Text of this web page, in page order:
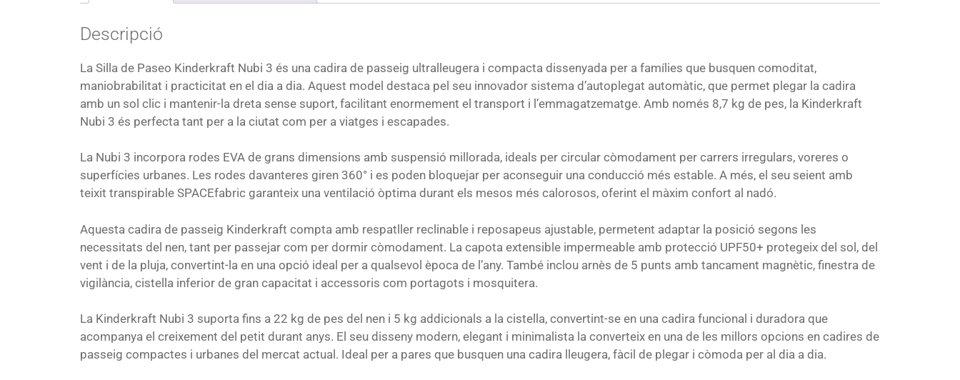
Descripció
La Silla de Paseo Kinderkraft Nubi 3 és una cadira de passeig ultralleugera i compacta dissenyada per a famílies que busquen comoditat,
maniobrabilitat i practicitat en el dia a dia. Aquest model destaca pel seu innovador sistema d’autoplegat automàtic, que permet plegar la cadira
amb un sol clic i mantenir-la dreta sense suport, facilitant enormement el transport i l’emmagatzematge. Amb només 8,7 kg de pes, la Kinderkraft
Nubi 3 és perfecta tant per a la ciutat com per a viatges i escapades.
La Nubi 3 incorpora rodes EVA de grans dimensions amb suspensió millorada, ideals per circular còmodament per carrers irregulars, voreres o
superfícies urbanes. Les rodes davanteres giren 360° i es poden bloquejar per aconseguir una conducció més estable. A més, el seu seient amb
teixit transpirable SPACEfabric garanteix una ventilació òptima durant els mesos més calorosos, oferint el màxim confort al nadó.
Aquesta cadira de passeig Kinderkraft compta amb respatller reclinable i reposapeus ajustable, permetent adaptar la posició segons les
necessitats del nen, tant per passejar com per dormir còmodament. La capota extensible impermeable amb protecció UPF50+ protegeix del sol, del
vent i de la pluja, convertint-la en una opció ideal per a qualsevol època de l’any. També inclou arnès de 5 punts amb tancament magnètic, finestra de
vigilància, cistella inferior de gran capacitat i accessoris com portagots i mosquitera.
La Kinderkraft Nubi 3 suporta fins a 22 kg de pes del nen i 5 kg addicionals a la cistella, convertint-se en una cadira funcional i duradora que
acompanya el creixement del petit durant anys. El seu disseny modern, elegant i minimalista la converteix en una de les millors opcions en cadires de
passeig compactes i urbanes del mercat actual. Ideal per a pares que busquen una cadira lleugera, fàcil de plegar i còmoda per al dia a dia.